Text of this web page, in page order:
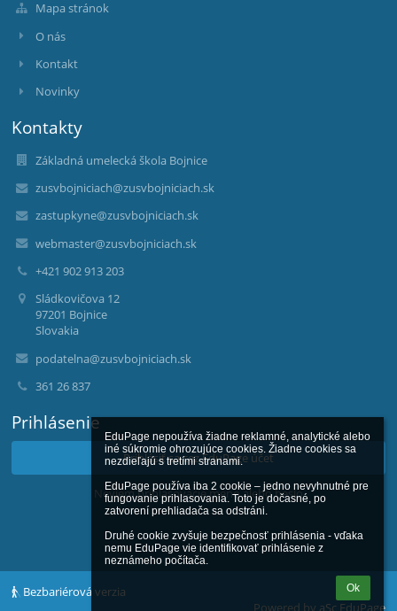
EduPage nepoužíva žiadne reklamné, analytické alebo
iné súkromie ohrozujúce cookies. Žiadne cookies sa
nezdieľajú s tretími stranami.
EduPage používa iba 2 cookie – jedno nevyhnutné pre
fungovanie prihlasovania. Toto je dočasné, po
zatvorení prehliadača sa odstráni.
Druhé cookie zvyšuje bezpečnosť prihlásenia - vďaka
nemu EduPage vie identifikovať prihlásenie z
neznámeho počítača.
Ok
Mapa stránok
O nás
Kontakt
Novinky
Kontakty
Základná umelecká škola Bojnice
zusvbojniciach@zusvbojniciach.sk
zastupkyne@zusvbojniciach.sk
webmaster@zusvbojniciach.sk
+421 902 913 203
Sládkovičova 12
97201 Bojnice
Slovakia
podatelna@zusvbojniciach.sk
361 26 837
Prihlásenie
Prihlásiť sa cez EduPage účet
Neviem prihlasovacie meno alebo heslo
Bezbariérová verzia
Powered by aSc EduPage